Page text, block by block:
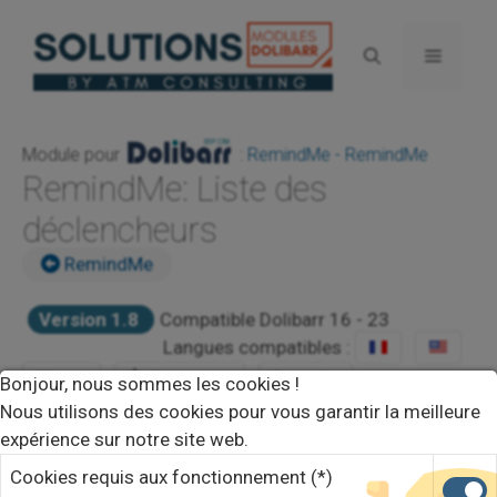
contenu
Module pour RemindMe - RemindMe
RemindMe: Liste des
déclencheurs
RemindMe
Version 1.8
Compatible Dolibarr 16 - 23
Langues compatibles :
Alerte
Événements
Rappels
VOIR DÉMO
DEVIS
Bonjour, nous sommes les cookies !
Nous utilisons des cookies pour vous garantir la meilleure
expérience sur notre site web.
Cookies requis aux fonctionnement (*)